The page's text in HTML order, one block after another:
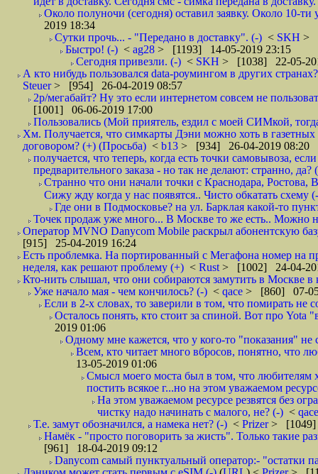
Около полуночи (сегодня) оставил заявку. Около 10-ти
2019 18:34
Сутки прочь... - "Передано в доставку". (-) < SKH >
Быстро! (-) < ag28 > [1193] 14-05-2019 23:15
Сегодня привезли. (-) < SKH > [1038] 22-05-
А кто нибудь пользовался data-роумингом в других
Steuer> [954] 26-04-2019 08:57
2р/мегабайт? Ну это если интернетом совсем не
[1001] 06-06-2019 17:00
Пользовались (Мой приятель, ездил с моей СИМкой,
Хм. Получается, что симкарты Дэни можно хоть в газетных
договором? (+) (Просьба) < b13 > [934] 26-04-2019 08:20
получается, что теперь, когда есть точки самовывоза,
предварительного заказа - но так не делают: странно, да?
Странно что они начали точки с Краснодара,
Сижу жду когда у нас появятся.. Чисто обкатать схему
Где они в Подмосковье? на ул. Барклая какой-то
Точек продаж уже много... В Москве то же есть.. Можно
Оператор MVNO Danycom Mobile раскрыл абонентскую
[915] 25-04-2019 16:24
Есть проблемка. На портированный с Мегафона номер на
неделя, как решают проблему (+) < Rust > [1002] 24-04-
Кто-нить слышал, что они собираются замутить в Москве в
Уже начало мая - чем кончилось? (-) < qace > [860] 07-
Если в 2-х словах, то заверили в том, что помирать не
Осталось понять, кто стоит за спиной. Вот про Yota
2019 01:06
Одному мне кажется, что у кого-то "показания" не
Всем, кто читает много вбросов, понятно, что
13-05-2019 01:06
Смысл моего моста был в том, что любителям
постить всякое г...но на этом уважаемом
На этом уважаемом ресурсе резвятся без
чистку надо начинать с малого, не? (-) <
Т.е. замут обозначился, а намека нет? (-) < Prizer> [1049]
Намёк - "просто поговорить за жисть". Только такие
[961] 18-04-2019 09:12
Danycom самый пунктуальный оператор:- "остатки